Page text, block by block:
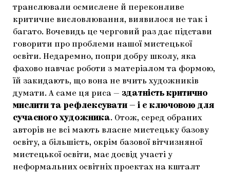
транслювали осмислене й переконливе
критичне висловлювання, виявилося не так і
багато. Вочевидь це черговий раз дає підстави
говорити про проблеми нашої мистецької
освіти. Недаремно, попри добру школу, яка
фахово навчає роботи з матеріалом та формою,
їй закидають, що вона не вчить художників
думати. А саме ця риса — здатність критично
мислити та рефлексувати — і є ключовою для
сучасного художника. Отож, серед обраних
авторів не всі мають власне мистецьку базову
освіту, а більшість, окрім базової вітчизняної
мистецької освіти, має досвід участі у
неформальних освітніх проектах на кшталт